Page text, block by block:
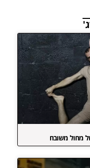
מחול משובח